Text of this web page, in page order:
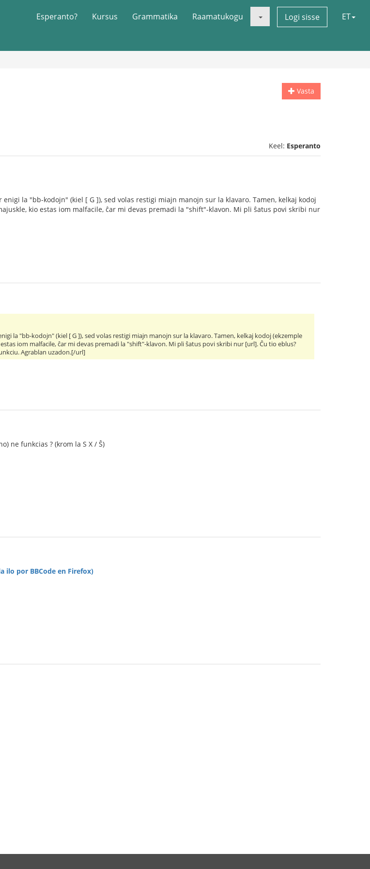
Esperanto? Kursus Grammatika Raamatukogu Logi sisse ET
Vasta
Keel: Esperanto
la "bb-kodojn" (kiel [ G ]), sed volas restigi miajn manojn sur la klavaro. Tamen, kelkaj kodoj
kio estas iom malfacile, ĉar mi devas premadi la "shift"-klavon. Mi pli ŝatus povi skribi nur
la "bb-kodojn" (kiel [ G ]), sed volas restigi miajn manojn sur la klavaro. Tamen, kelkaj kodoj (ekzemple
iom malfacile, ĉar mi devas premadi la "shift"-klavon. Mi pli ŝatus povi skribi nur [url]. Ĉu tio eblus?
Agrablan uzadon.[/url]
ne funkcias ? (krom la S X / Ŝ)
ilo por BBCode en Firefox)